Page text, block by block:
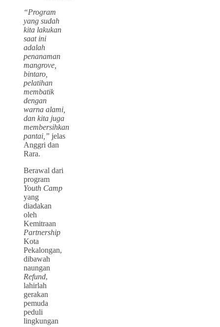
“Program
yang sudah
kita lakukan
saat ini
adalah
penanaman
mangrove,
bintaro,
pelatihan
membatik
dengan
warna alami,
dan kita juga
membersihkan
pantai,” jelas
Anggri dan
Rara.
Berawal dari
program
Youth Camp
yang
diadakan
oleh
Kemitraan
Partnership
Kota
Pekalongan,
dibawah
naungan
Refund,
lahirlah
gerakan
pemuda
peduli
lingkungan